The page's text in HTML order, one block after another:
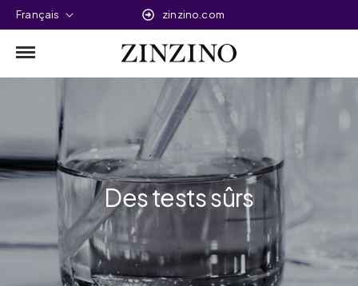
Français zinzino.com
Des tests sûrs